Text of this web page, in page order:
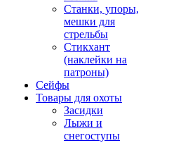
Станки, упоры,
мешки для
стрельбы
Стикхант
(наклейки на
патроны)
Сейфы
Товары для охоты
Засидки
Лыжи и
снегоступы